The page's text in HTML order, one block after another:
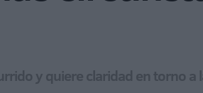
y quiere claridad en torno a